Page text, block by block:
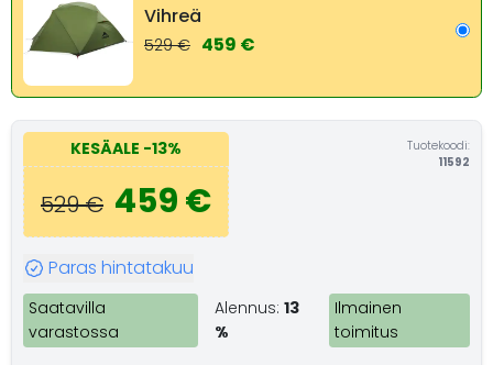
Vihreä
529 € 459 €
KESÄALE -13%
529 € 459 €
Tuotekoodi:
11592
Paras hintatakuu
Saatavilla
varastossa
Alennus:13
%
Ilmainen
toimitus